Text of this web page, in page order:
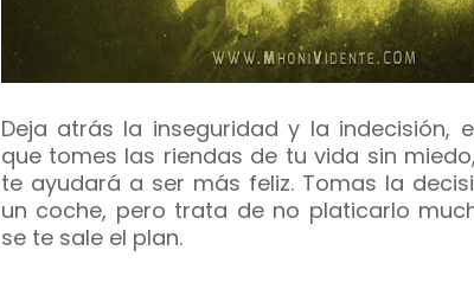
Deja atrás la inseguridad y la indecisión,
que tomes las riendas de tu vida sin
te ayudará a ser más feliz. Tomas la
un coche, pero trata de no platicarlo
se te sale el plan.